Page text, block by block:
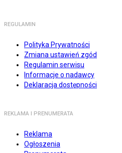
REGULAMIN
Polityka Prywatności
Zmiana ustawień zgód
Regulamin serwisu
Informacje o nadawcy
Deklaracja dostępności
REKLAMA I PRENUMERATA
Reklama
Ogłoszenia